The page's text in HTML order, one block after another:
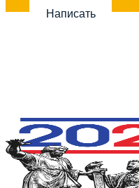
Написать